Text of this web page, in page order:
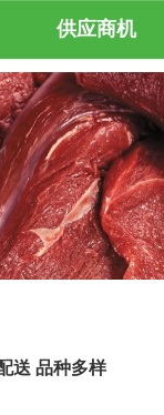
供应商机
送 品种多样